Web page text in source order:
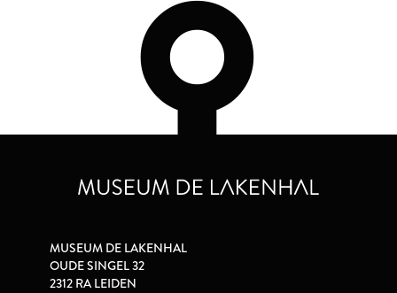
MUSEUM DE LAKENHAL
OUDE SINGEL 32
2312 RA LEIDEN